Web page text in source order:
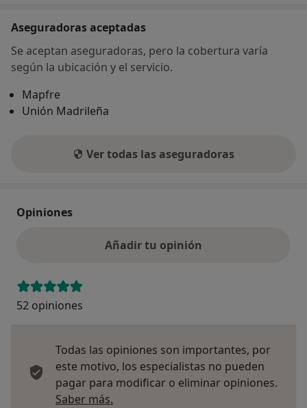
Aseguradoras aceptadas
Se aceptan aseguradoras, pero la cobertura varía
según la ubicación y el servicio.
Mapfre
Unión Madrileña
Ver todas las aseguradoras
Opiniones
Añadir tu opinión
52 opiniones
Todas las opiniones son importantes, por
este motivo, los especialistas no pueden
pagar para modificar o eliminar opiniones.
Saber más.